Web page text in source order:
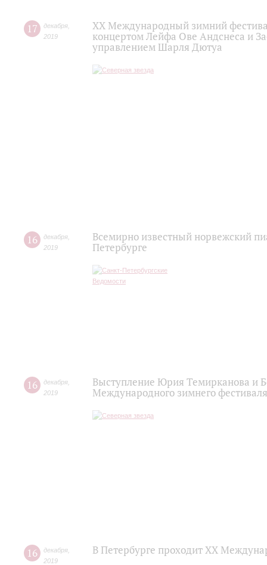
17 декабря
2019
XX Международный зимний
концертом Лейфа Ове Андснеса и
управлением Шарля Дютуа
16 декабря
2019
Всемирно известный норвежский
Петербурге
16 декабря
2019
Выступление Юрия Темирканова и
Международного зимнего
16 декабря
2019
В Петербурге проходит ХХ